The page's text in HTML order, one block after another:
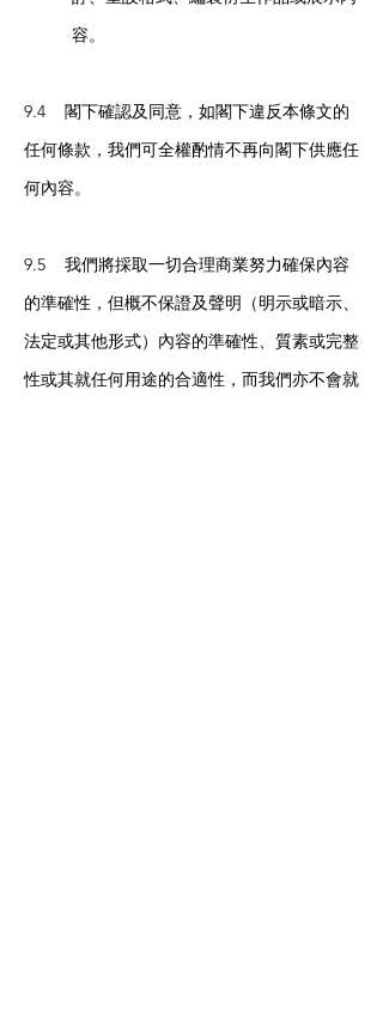
容。
9.4 閣下確認及同意，如閣下違反本條文的
任何條款，我們可全權酌情不再向閣下供應任
何內容。
9.5 我們將採取一切合理商業努力確保內容
的準確性，但概不保證及聲明（明示或暗示、
法定或其他形式）內容的準確性、質素或完整
性或其就任何用途的合適性，而我們亦不會就